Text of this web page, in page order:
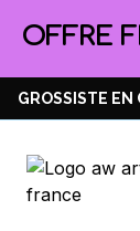
OFFRE
GROSSISTE EN